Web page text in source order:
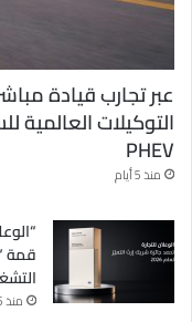
عبر تجارب قيادة
التوكيلات العالمية
PHEV
منذ 5 أيام
منذ 5 أيام